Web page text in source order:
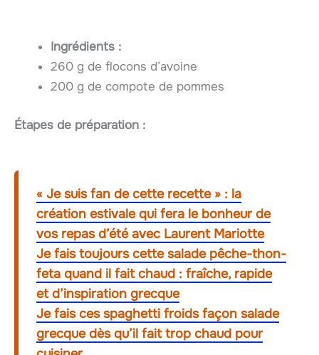
Ingrédients :
260 g de flocons d’avoine
200 g de compote de pommes
Étapes de préparation :
« Je suis fan de cette recette » : la
création estivale qui fera le bonheur de
vos repas d’été avec Laurent Mariotte
Je fais toujours cette salade pêche-thon-
feta quand il fait chaud : fraîche, rapide
et d’inspiration grecque
Je fais ces spaghetti froids façon salade
grecque dès qu’il fait trop chaud pour